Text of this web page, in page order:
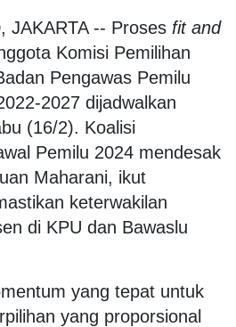
JAKARTA -- Proses fit and
Komisi Pemilihan
Pengawas Pemilu
2027 dijadwalkan
(16/2). Koalisi
Pemilu 2024 mendesak
Maharani, ikut
keterwakilan
di KPU dan Bawaslu
yang tepat untuk
yang proporsional